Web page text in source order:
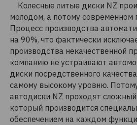
Колесные литые диски NZ
молодом, а потому современном
Процесс производства
на 90%, что фактически
производства некачественной
компанию не устраивают
диски посредственного
самому высокому уровню.
автодиски NZ проходят
который производится
обеспечением на каждом